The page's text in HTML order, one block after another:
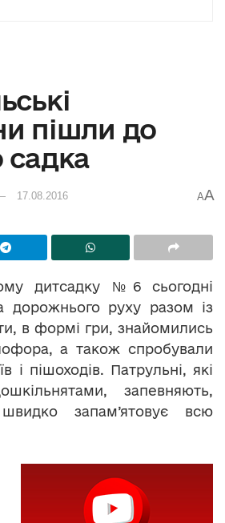
пішли до
садка
17.08.2016 AA
дитсадку №6 сьогодні
дорожнього руху разом із
в формі гри, знайомились
а також спробували
і пішоходів. Патрульні, які
запевняють,
запам’ятовує всю